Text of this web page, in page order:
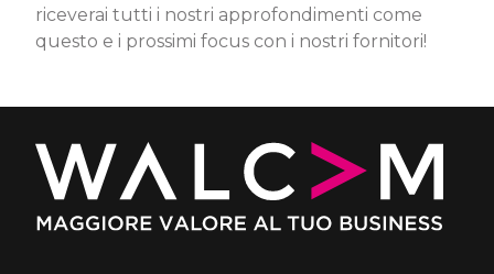
riceverai tutti i nostri approfondimenti come
questo e i prossimi focus con i nostri fornitori!